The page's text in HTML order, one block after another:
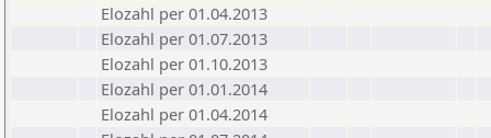
Elozahl per 01.04.2013
Elozahl per 01.07.2013
Elozahl per 01.10.2013
Elozahl per 01.01.2014
Elozahl per 01.04.2014